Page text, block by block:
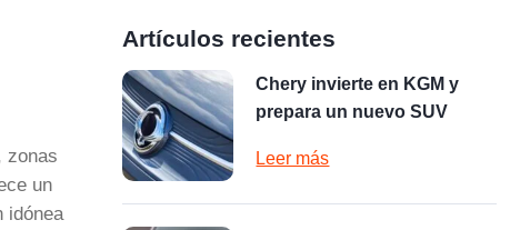
zonas
un
idónea
Artículos recientes
Chery invierte en KGM y
prepara un nuevo SUV
Leer más